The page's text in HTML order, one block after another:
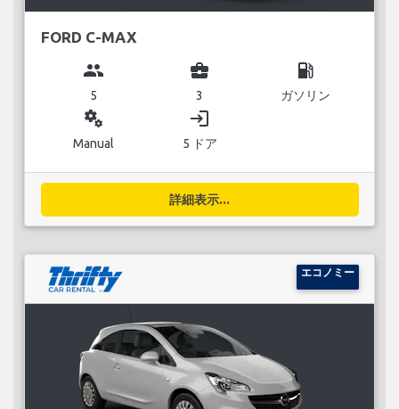
FORD C-MAX
group
5
business_center
3
local_gas_station
ガソリン
miscellaneous_services
Manual
login
5 ドア
詳細表示...
エコノミー